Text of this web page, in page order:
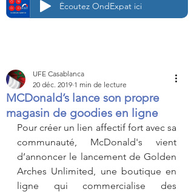
Écoutez OndExpat ici
MCDonald’s lance son propre
magasin de goodies en ligne
UFE Casablanca
20 déc. 2019 1 min de lecture
Pour créer un lien affectif fort avec sa
communauté, McDonald's vient
d’annoncer le lancement de Golden
Arches Unlimited, une boutique en
ligne qui commercialise des